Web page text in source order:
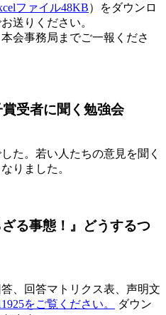
ファイル48KB）をダウンロ
送りください。
会事務局までご一報くださ
受者に聞く勉強会
た。若い人たちの意見を聞く
りました。
る事態！』どうするつ
、回答マトリクス表、声明文
をご覧ください。
ダウン